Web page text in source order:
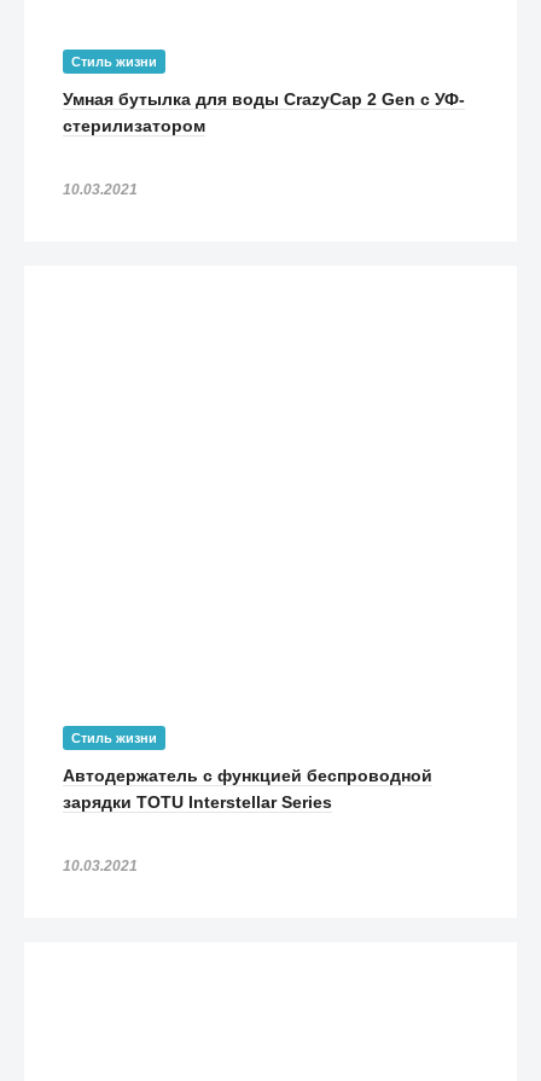
Стиль жизни
Умная бутылка для воды CrazyCap 2 Gen с УФ-
стерилизатором
10.03.2021
Стиль жизни
Автодержатель с функцией беспроводной
зарядки TOTU Interstellar Series
10.03.2021